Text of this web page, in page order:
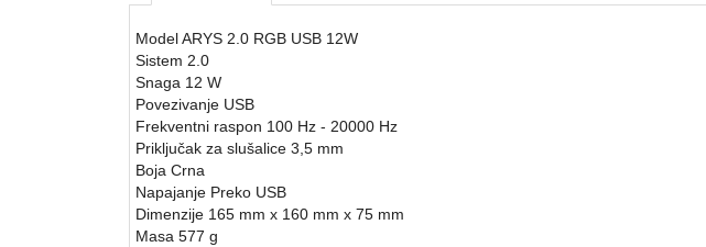
Model ARYS 2.0 RGB USB 12W
Sistem 2.0
Snaga 12 W
Povezivanje USB
Frekventni raspon 100 Hz - 20000 Hz
Priključak za slušalice 3,5 mm
Boja Crna
Napajanje Preko USB
Dimenzije 165 mm x 160 mm x 75 mm
Masa 577 g